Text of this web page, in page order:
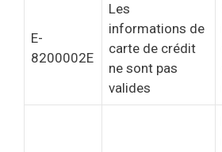
E-
8200002E
Les
informations de
carte de crédit
ne sont pas
valides